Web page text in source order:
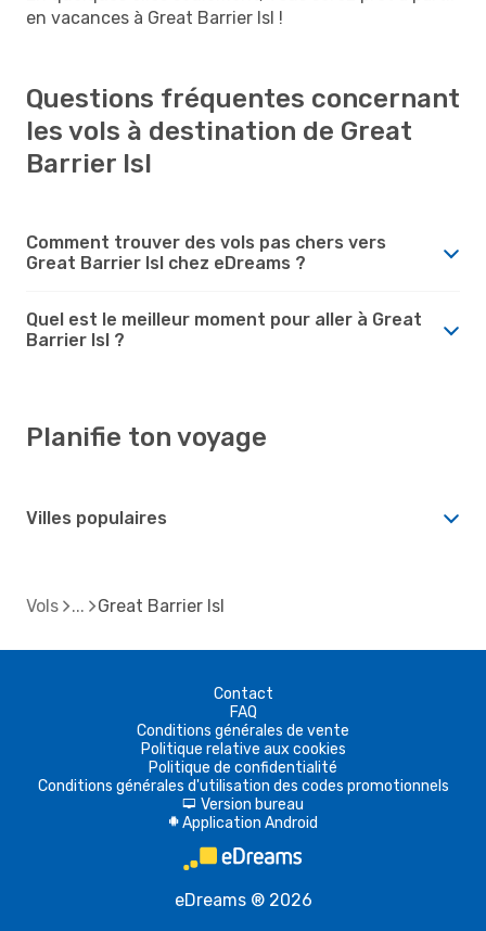
en vacances à Great Barrier Isl !
Questions fréquentes concernant
les vols à destination de Great
Barrier Isl
Comment trouver des vols pas chers vers
Great Barrier Isl chez eDreams ?
Quel est le meilleur moment pour aller à Great
Barrier Isl ?
Planifie ton voyage
Villes populaires
Vols Great Barrier Isl
Contact
FAQ
Conditions générales de vente
Politique relative aux cookies
Politique de confidentialité
Conditions générales d'utilisation des codes promotionnels
d Version bureau
A Application Android
eDreams ® 2026